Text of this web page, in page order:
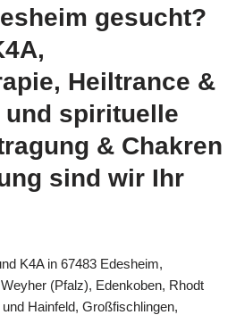
gesucht?
Heiltrance &
spirituelle
& Chakren
sind wir Ihr
K4A in 67483 Edesheim,
(Pfalz), Edenkoben, Rhodt
Hainfeld, Großfischlingen,